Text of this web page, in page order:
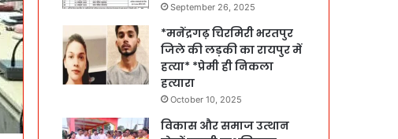
September 26, 2025
*मनेंद्रगढ़ चिरमिरी भरतपुर
जिले की लड़की का रायपुर में
हत्या* *प्रेमी ही निकला
हत्यारा
October 10, 2025
विकास और समाज उत्थान